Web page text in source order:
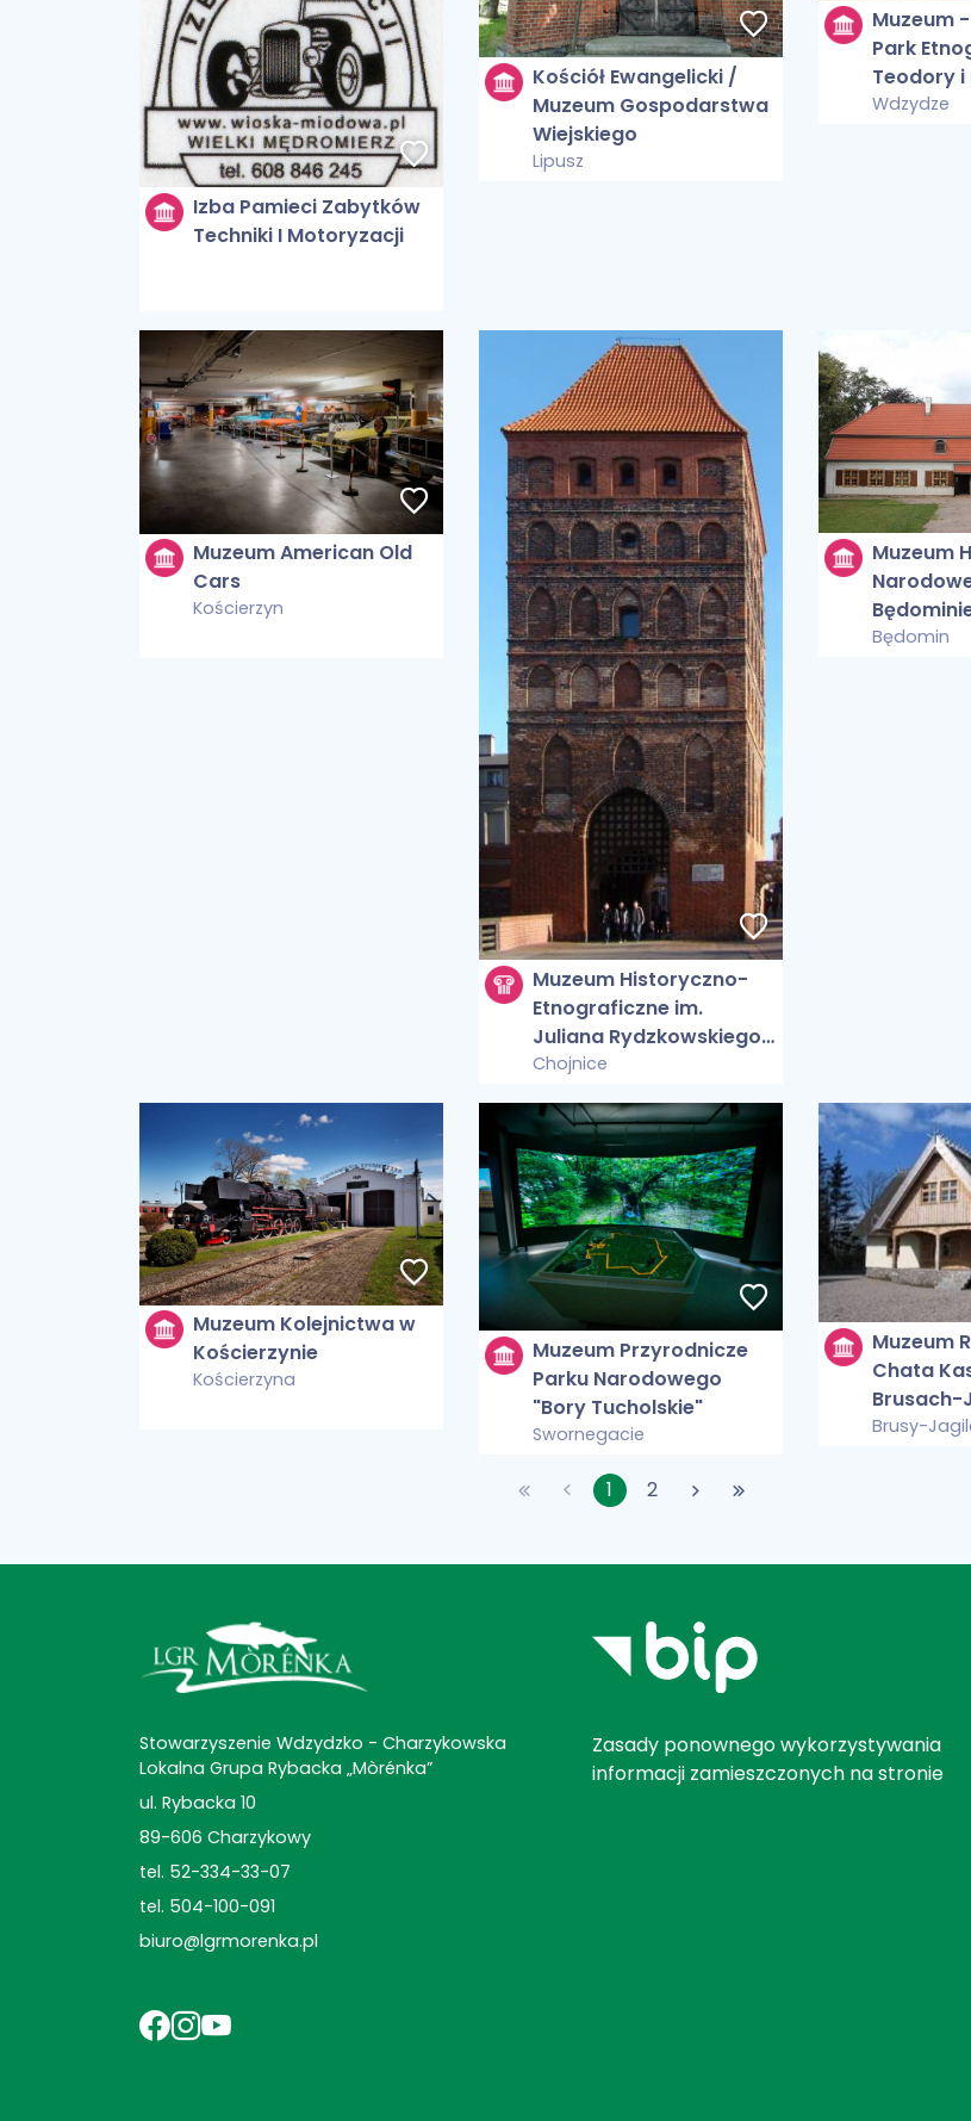
Izba Pamieci Zabytków
Techniki I Motoryzacji
Kościół Ewangelicki /
Muzeum Gospodarstwa
Wiejskiego
Lipusz
Muzeum
Park
Teodory
Wdzydze
Muzeum American Old
Cars
Kościerzyn
Muzeum Historyczno-
Etnograficzne im.
Juliana Rydzkowskiego
w Chojnicach
Chojnice
Muzeum
Będomin
Muzeum Kolejnictwa w
Kościerzynie
Kościerzyna
Muzeum Przyrodnicze
Parku Narodowego
"Bory Tucholskie"
Swornegacie
Muzeum
Chata
Brusach-
Brusy-
1 2
Stowarzyszenie Wdzydzko - Charzykowska
Lokalna Grupa Rybacka „Mòrénka”
ul. Rybacka 10
89-606 Charzykowy
tel. 52-334-33-07
tel. 504-100-091
biuro@lgrmorenka.pl
Zasady ponownego wykorzystywania
informacji zamieszczonych na stronie